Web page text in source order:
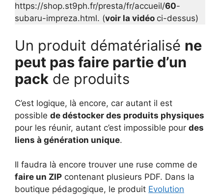
https://shop.st9ph.fr/presta/fr/accueil/60-
subaru-impreza.html. (voir la vidéo ci-dessus)
Un produit dématérialisé ne
peut pas faire partie d’un
pack de produits
C’est logique, là encore, car autant il est
possible de déstocker des produits physiques
pour les réunir, autant c’est impossible pour des
liens à génération unique.
Il faudra là encore trouver une ruse comme de
faire un ZIP contenant plusieurs PDF. Dans la
boutique pédagogique, le produit Evolution